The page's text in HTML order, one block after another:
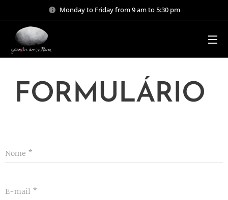
Monday to Friday from 9 am to 5:30 pm
FORMULÁRIO
Nome
E-mail